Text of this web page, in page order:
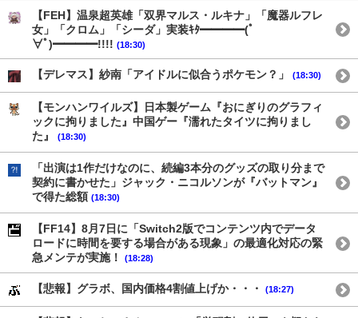
【FEH】温泉超英雄「双界マルス・ルキナ」「魔器ルフレ
女」「クロム」「シーダ」実装ｷﾀ━━━━(ﾟ
∀ﾟ)━━━━!!!! (18:30)
【デレマス】紗南「アイドルに似合うポケモン？」 (18:30)
【モンハンワイルズ】日本製ゲーム『おにぎりのグラフィ
ックに拘りました』中国ゲー『濡れたタイツに拘りまし
た』
(18:30)
「出演は1作だけなのに、続編3本分のグッズの取り分まで
契約に書かせた」ジャック・ニコルソンが『バットマン』
で得た総額 (18:30)
【FF14】8月7日に「Switch2版でコンテンツ内でデータ
ロードに時間を要する場合がある現象」の最適化対応の緊
急メンテが実施！
(18:28)
【悲報】グラボ、国内価格4割値上げか・・・ (18:27)